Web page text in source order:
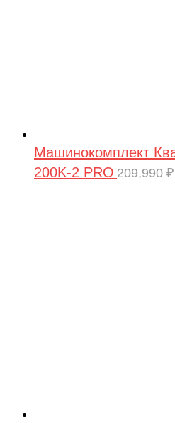
Машинокомплект
200K-2 PRO 209,990₽